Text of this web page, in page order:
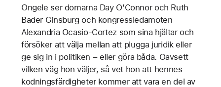
Ongele ser domarna Day O’Connor och Ruth
Bader Ginsburg och kongressledamoten
Alexandria Ocasio-Cortez som sina hjältar och
försöker att välja mellan att plugga juridik eller
ge sig in i politiken – eller göra båda. Oavsett
vilken väg hon väljer, så vet hon att hennes
kodningsfärdigheter kommer att vara en del av